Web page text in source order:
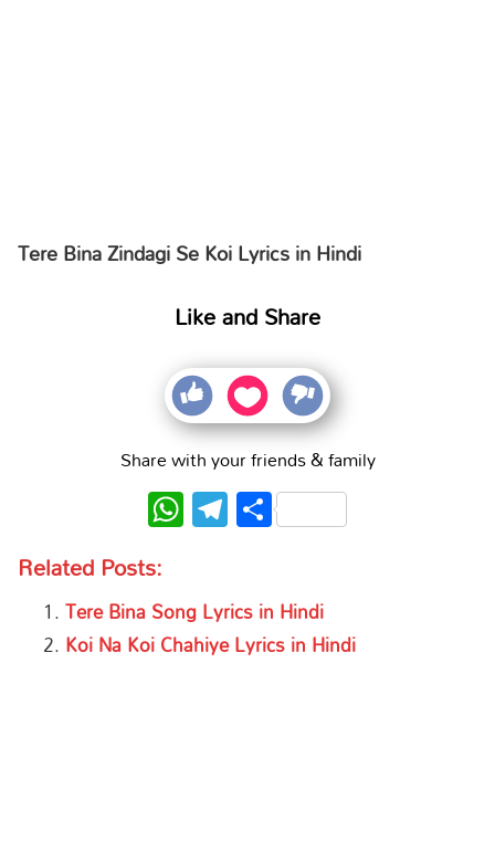
Tere Bina Zindagi Se Koi Lyrics in Hindi
Like and Share
Share with your friends & family
WhatsApp
Telegram
Share
Related Posts:
Tere Bina Song Lyrics in Hindi
Koi Na Koi Chahiye Lyrics in Hindi